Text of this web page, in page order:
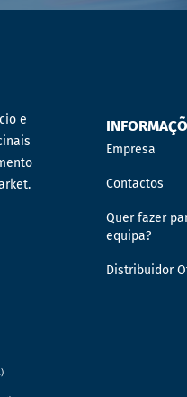
e
Empresa
Contactos
Quer fazer
equipa?
Distribuidor